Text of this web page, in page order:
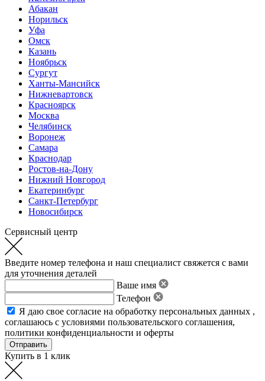
Абакан
Норильск
Уфа
Омск
Казань
Ноябрьск
Сургут
Ханты-Мансийск
Нижневартовск
Красноярск
Москва
Челябинск
Воронеж
Самара
Краснодар
Ростов-на-Дону
Нижний Новгород
Екатеринбург
Санкт-Петербург
Новосибирск
Сервисный центр
Введите номер телефона и наш специалист свяжется с вами
для уточнения деталей
Ваше имя
Телефон
Я даю свое согласие на обработку персональных данных ,
соглашаюсь с условиями пользовательского соглашения,
политики конфиденциальности и оферты
Купить в 1 клик